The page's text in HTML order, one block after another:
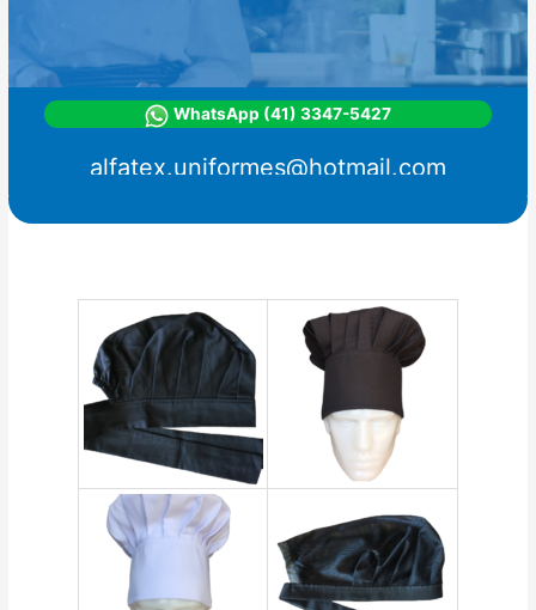
WhatsApp (41) 3347-5427
alfatex.uniformes@hotmail.com